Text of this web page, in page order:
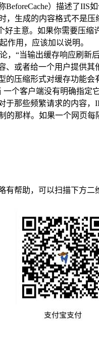
BeforeCache）描述了
，生成的内容格式不是
好主意。如果你需要压
作用，应该加以说明。
，“当输出缓存响应刷
、或者给一个用户提供其
的压缩形式对缓存功能
一个客户端没有明确指
那些频繁请求的内容，
制的那样。如果一个网
有帮助，可以扫描下方